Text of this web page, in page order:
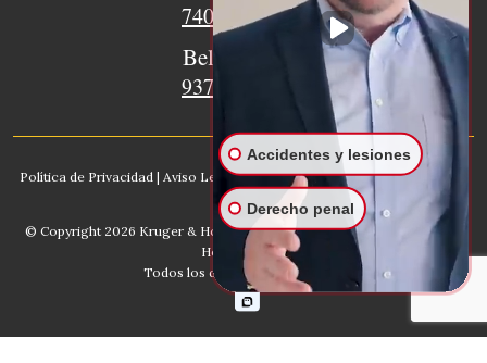
740-497-4233
Bellefontaine
937-468-5176
Política de Privacidad| Aviso Legal|Mapa del sitio|IA, Conozca nuestro
bufete
© Copyright 2026 Kruger & Hodges Abogados De Lesiones
. Kruger &
Hodges, LLC.
Todos los derechos reservados.
Accidentes y lesiones
Derecho penal